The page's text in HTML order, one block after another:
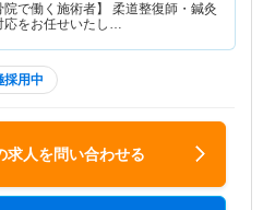
院で働く施術者】 柔道整復師・鍼灸
応をお任せいたし…
採用中
求人を問い合わせる